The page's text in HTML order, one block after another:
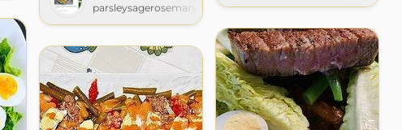
parsleysagerosemaryandme.blogspot.com